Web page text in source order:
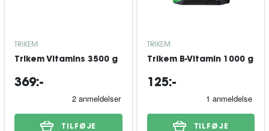
TRIKEM
Trikem Vitamins 3500 g
369:-
TILFØJE
TRIKEM
Trikem B-Vitamin 1000 g
125:-
TILFØJE